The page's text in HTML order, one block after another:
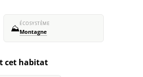
⛰️ÉCOSYSTÈME
Montagne
cet habitat